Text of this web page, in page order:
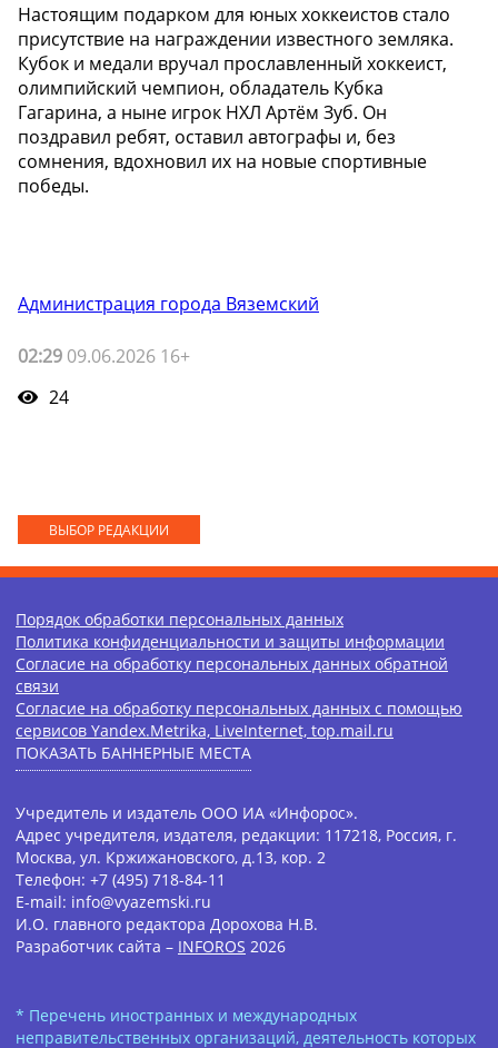
Настоящим подарком для юных хоккеистов стало
присутствие на награждении известного земляка.
Кубок и медали вручал прославленный хоккеист,
олимпийский чемпион, обладатель Кубка
Гагарина, а ныне игрок НХЛ Артём Зуб. Он
поздравил ребят, оставил автографы и, без
сомнения, вдохновил их на новые спортивные
победы.
Администрация города Вяземский
02:29 09.06.2026 16+
24
ВЫБОР РЕДАКЦИИ
Порядок обработки персональных данных
Политика конфиденциальности и защиты информации
Согласие на обработку персональных данных обратной
связи
Согласие на обработку персональных данных с помощью
сервисов Yandex.Metrika, LiveInternet, top.mail.ru
ПОКАЗАТЬ БАННЕРНЫЕ МЕСТА
Учредитель и издатель ООО ИА «Инфорос».
Адрес учредителя, издателя, редакции: 117218, Россия, г.
Москва, ул. Кржижановского, д.13, кор. 2
Телефон: +7 (495) 718-84-11
E-mail: info@vyazemski.ru
И.О. главного редактора Дорохова Н.В.
Разработчик сайта – INFOROS 2026
* Перечень иностранных и международных
неправительственных организаций, деятельность которых